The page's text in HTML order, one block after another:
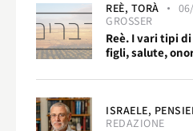
REÈ, TORÀ
GROSSER
Reè. I vari tipi
figli, salute,
ISRAELE,
REDAZIONE